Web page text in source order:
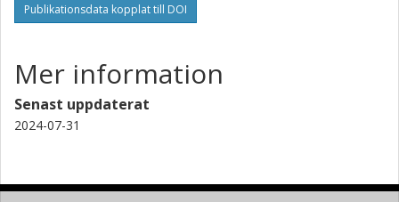
Publikationsdata kopplat till DOI
Mer information
Senast uppdaterat
2024-07-31